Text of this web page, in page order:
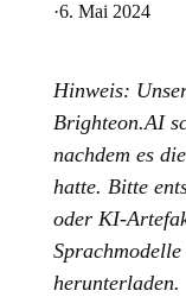
·6. Mai 2024
Hinweis:
Brighteon.AI
nachdem es
hatte. Bitte
oder KI-
herunterladen.